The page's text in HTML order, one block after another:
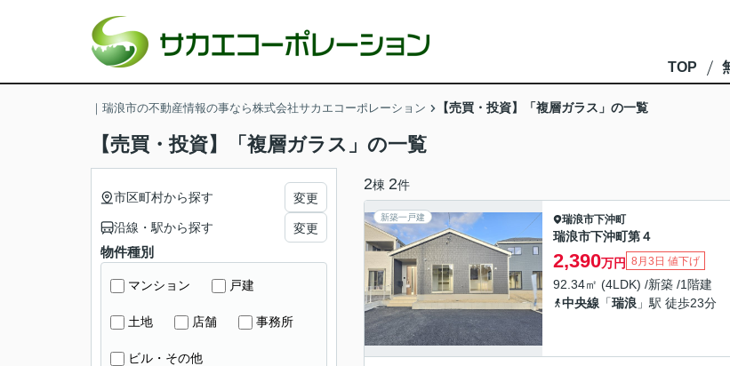
TOP
｜瑞浪市の不動産情報の事なら株式会社サカエコーポレーション 【売買・投資】「複層ガラス」の一覧
【売買・投資】「複層ガラス」の一覧
2棟 2件
新築一戸建 瑞浪市下沖町
瑞浪市下沖町第４
2,390万円 8月3日 値下げ
92.34㎡ (4LDK) /新築 /1階建
中央線 「瑞浪 」駅 徒歩23分
市区町村から探す 変更
沿線・駅から探す 変更
物件種別
マンション 戸建
土地 店舗 事務所
ビル・その他